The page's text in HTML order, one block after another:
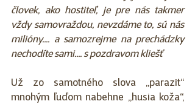
človek, ako hostiteľ, je pre nás takmer
vždy samovraždou, nevzdáme to, sú nás
milióny.... a samozrejme na prechádzky
nechodíte sami.... s pozdravom kliešť
Už zo samotného slova „parazit“
mnohým ľuďom nabehne „husia koža“,